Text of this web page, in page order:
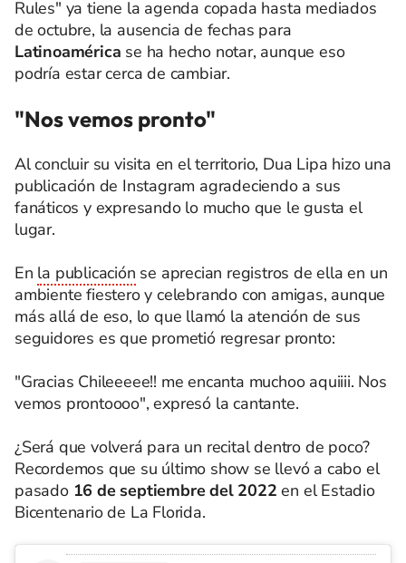
Rules" ya tiene la agenda copada hasta mediados
de octubre, la ausencia de fechas para
Latinoamérica se ha hecho notar, aunque eso
podría estar cerca de cambiar.
"Nos vemos pronto"
Al concluir su visita en el territorio, Dua Lipa hizo una
publicación de Instagram agradeciendo a sus
fanáticos y expresando lo mucho que le gusta el
lugar.
En la publicación se aprecian registros de ella en un
ambiente fiestero y celebrando con amigas, aunque
más allá de eso, lo que llamó la atención de sus
seguidores es que prometió regresar pronto:
"Gracias Chileeeee!! me encanta muchoo aquiiii. Nos
vemos prontoooo", expresó la cantante.
¿Será que volverá para un recital dentro de poco?
Recordemos que su último show se llevó a cabo el
pasado16 de septiembre del 2022 en el Estadio
Bicentenario de La Florida.